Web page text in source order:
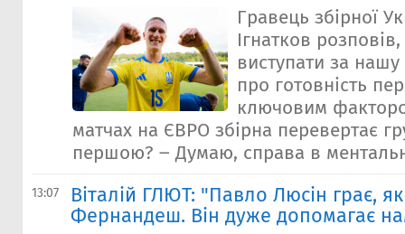
Гравець збірної
Ігнатков
виступати за
про готовність
ключовим
матчах на ЄВРО збірна перевертає
першою? ‒ Думаю, справа в
13:07
Віталій ГЛЮТ: "Павло Люсін грає,
Фернандеш. Він дуже допомагає